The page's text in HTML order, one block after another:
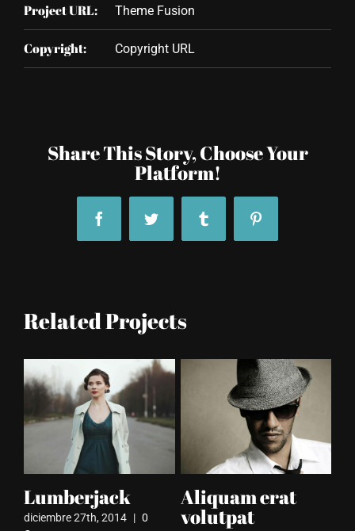
Project URL: Theme Fusion
Copyright: Copyright URL
Share This Story, Choose Your
Platform!
FacebookTwitter Tumblr Pinterest
Related Projects
Lumberjack
diciembre 27th, 2014 | 0
Aliquam erat
volutpat